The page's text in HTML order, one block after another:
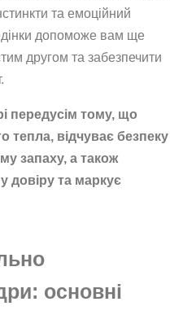
та емоційний
допоможе вам ще
другом та забезпечити
передусім тому, що
тепла, відчуває безпеку
запаху, а також
довіру та маркує
основні